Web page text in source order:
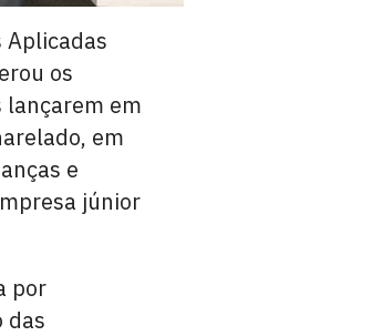
Aplicadas
os
lançarem em
em
e
júnior
por
das